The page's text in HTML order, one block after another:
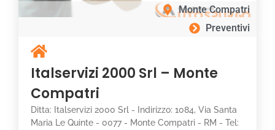
Monte Compatri
Preventivi
Italservizi 2000 Srl – Monte
Compatri
Ditta: Italservizi 2000 Srl - Indirizzo: 1084, Via Santa
Maria Le Quinte - 0077 - Monte Compatri - RM - Tel: